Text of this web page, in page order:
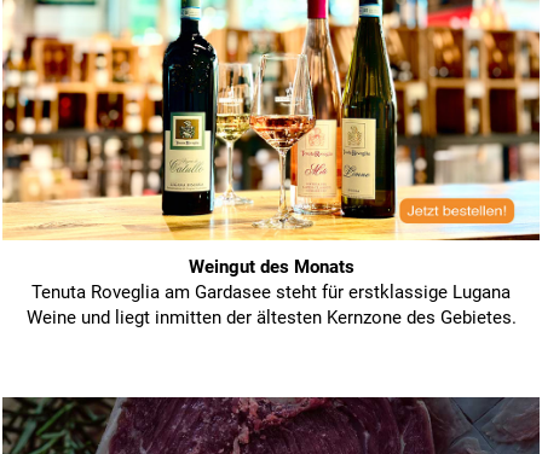
Weingut des Monats
Tenuta Roveglia am Gardasee steht für erstklassige Lugana
Weine und liegt inmitten der ältesten Kernzone des Gebietes.